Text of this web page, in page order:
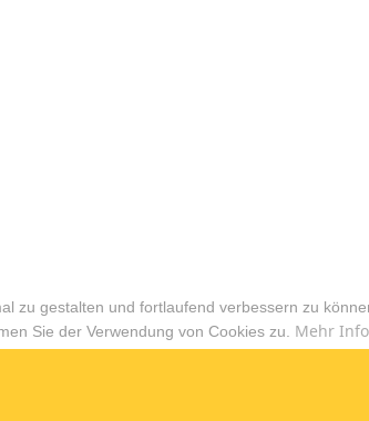
zu gestalten und fortlaufend verbessern zu
Sie der Verwendung von Cookies zu. Mehr